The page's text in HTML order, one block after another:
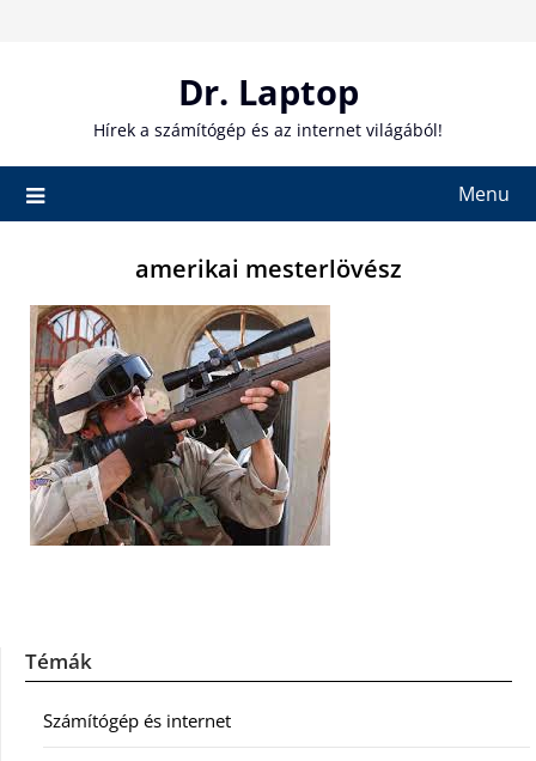
Dr. Laptop
Hírek a számítógép és az internet világából!
Menu
amerikai mesterlövész
Témák
Számítógép és internet